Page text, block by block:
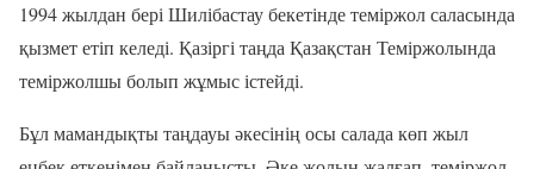
1994 жылдан бері Шилібастау бекетінде теміржол саласында
қызмет етіп келеді. Қазіргі таңда Қазақстан Теміржолында
теміржолшы болып жұмыс істейді.
Бұл мамандықты таңдауы әкесінің осы салада көп жыл